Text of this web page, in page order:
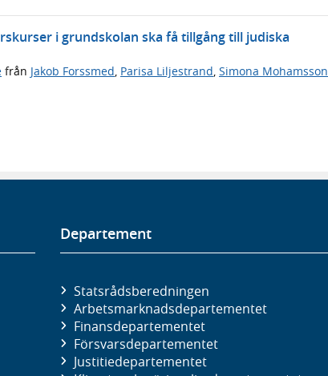
i grundskolan ska få tillgång till judiska
från Jakob Forssmed, Parisa Liljestrand, Simona Mohamsson
Departement
Statsrådsberedningen
Arbetsmarknads­departementet
Finans­departementet
Försvars­departementet
Justitie­departementet